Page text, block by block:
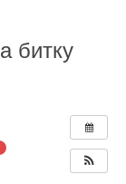
битку